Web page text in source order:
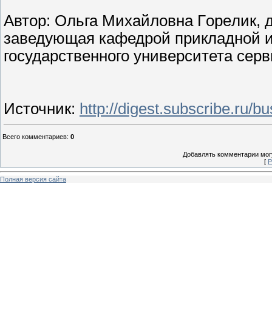
Автор: Ольга Михайловна Гopeлик,
заведующая кафедрой прикладной
государственного университета
Источник: http://digest.subscribe.ru/
Всего комментариев: 0
Добавлять комментарии
[
Полная версия сайта